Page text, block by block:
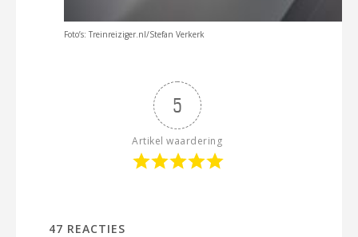
Foto’s: Treinreiziger.nl/Stefan Verkerk
5
Artikel waardering
47 REACTIES